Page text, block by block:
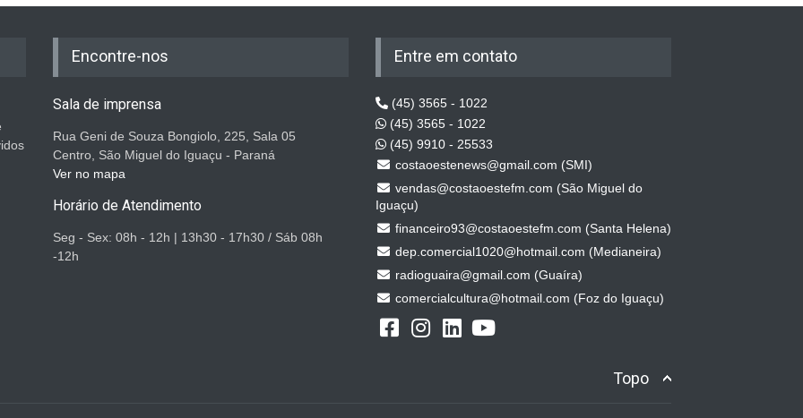
Encontre-nos
Sala de imprensa
Rua Geni de Souza Bongiolo, 225, Sala 05
Centro, São Miguel do Iguaçu - Paraná
Ver no mapa
Horário de Atendimento
Seg - Sex: 08h - 12h | 13h30 - 17h30 / Sáb 08h
-12h
Entre em contato
(45) 3565 - 1022
(45) 3565 - 1022
(45) 9910 - 25533
costaoestenews@gmail.com (SMI)
vendas@costaoestefm.com (São Miguel do
Iguaçu)
financeiro93@costaoestefm.com (Santa Helena)
dep.comercial1020@hotmail.com (Medianeira)
radioguaira@gmail.com (Guaíra)
comercialcultura@hotmail.com (Foz do Iguaçu)
Topo